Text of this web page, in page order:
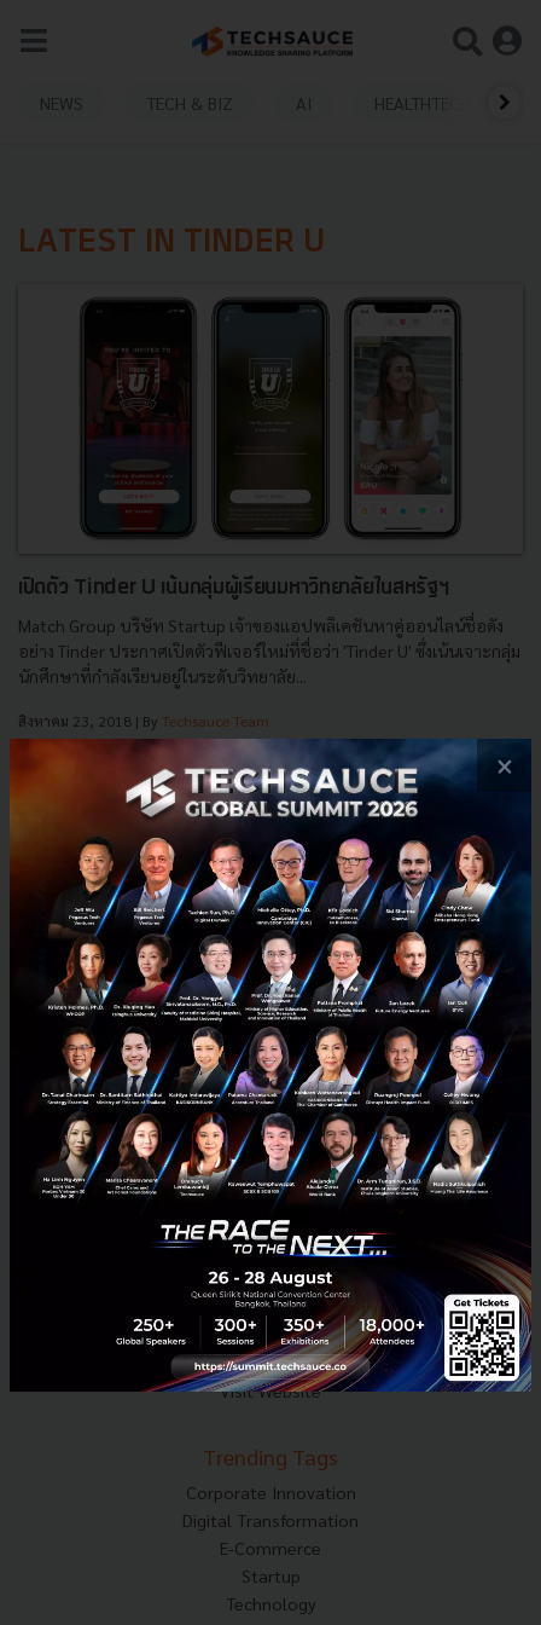
NEWS TECH & BIZ AI HEALTHTECH
LATEST IN TINDER U
เปิดตัว Tinder U เน้นกลุ่มผู้เรียนมหาวิทยาลัยในสหรัฐฯ
Match Group บริษัท Startup เจ้าของแอปพลิเคชันหาคู่ออนไลน์ชื่อดัง
อย่าง Tinder ประกาศเปิดตัวฟีเจอร์ใหม่ที่ชื่อว่า 'Tinder U' ซึ่งเน้นเจาะกลุ่ม
นักศึกษาที่กำลังเรียนอยู่ในระดับวิทยาลัย...
สิงหาคม 23, 2018 | By Techsauce Team
Tinder dating Tinder U
E-mail :contact@techsauce.co
Tel : 02-001-5375
Mobile : 06-4658-9500
Techsauce Media
About Techsauce
Techsauce Services
Privacy Policy
ส่งบทความ
Techsauce Global Summit
Visit Website
Trending Tags
Corporate Innovation
Digital Transformation
E-Commerce
Startup
Technology
×